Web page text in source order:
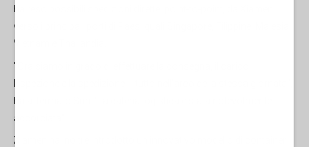
verso i principali porti di Paesi quali Singapore, Filippine, Malesia,
Vietnam e Thailandia.
"Ora siamo in grado di effettuare la consegna, il carico,
accorciata".
Xiamen ha inoltre introdotto un innovativo modello di container